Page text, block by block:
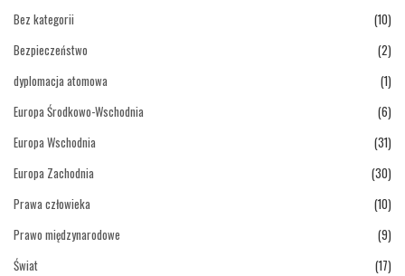
Bez kategorii
(10)
Bezpieczeństwo
(2)
dyplomacja atomowa
(1)
Europa Środkowo-Wschodnia
(6)
Europa Wschodnia
(31)
Europa Zachodnia
(30)
Prawa człowieka
(10)
Prawo międzynarodowe
(9)
Świat
(17)